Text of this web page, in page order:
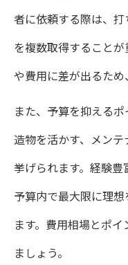
者に依頼する際は、
を複数取得すること
や費用に差が出るため
また、予算を抑える
造物を活かす、メン
挙げられます。経験
予算内で最大限に理
ます。費用相場とポ
ましょう。